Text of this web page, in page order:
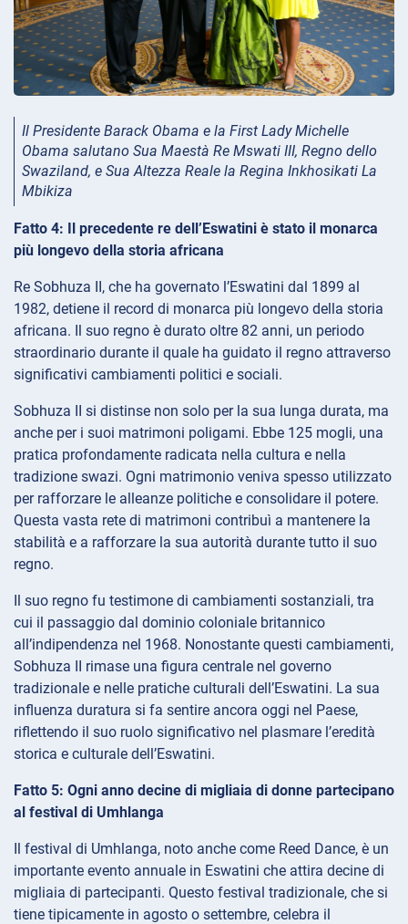
Il Presidente Barack Obama e la First Lady Michelle
Obama salutano Sua Maestà Re Mswati III, Regno dello
Swaziland, e Sua Altezza Reale la Regina Inkhosikati La
Mbikiza
Fatto 4: Il precedente re dell’Eswatini è stato il monarca
più longevo della storia africana
Re Sobhuza II, che ha governato l’Eswatini dal 1899 al
1982, detiene il record di monarca più longevo della storia
africana. Il suo regno è durato oltre 82 anni, un periodo
straordinario durante il quale ha guidato il regno attraverso
significativi cambiamenti politici e sociali.
Sobhuza II si distinse non solo per la sua lunga durata, ma
anche per i suoi matrimoni poligami. Ebbe 125 mogli, una
pratica profondamente radicata nella cultura e nella
tradizione swazi. Ogni matrimonio veniva spesso utilizzato
per rafforzare le alleanze politiche e consolidare il potere.
Questa vasta rete di matrimoni contribuì a mantenere la
stabilità e a rafforzare la sua autorità durante tutto il suo
regno.
Il suo regno fu testimone di cambiamenti sostanziali, tra
cui il passaggio dal dominio coloniale britannico
all’indipendenza nel 1968. Nonostante questi cambiamenti,
Sobhuza II rimase una figura centrale nel governo
tradizionale e nelle pratiche culturali dell’Eswatini. La sua
influenza duratura si fa sentire ancora oggi nel Paese,
riflettendo il suo ruolo significativo nel plasmare l’eredità
storica e culturale dell’Eswatini.
Fatto 5: Ogni anno decine di migliaia di donne partecipano
al festival di Umhlanga
Il festival di Umhlanga, noto anche come Reed Dance, è un
importante evento annuale in Eswatini che attira decine di
migliaia di partecipanti. Questo festival tradizionale, che si
tiene tipicamente in agosto o settembre, celebra il